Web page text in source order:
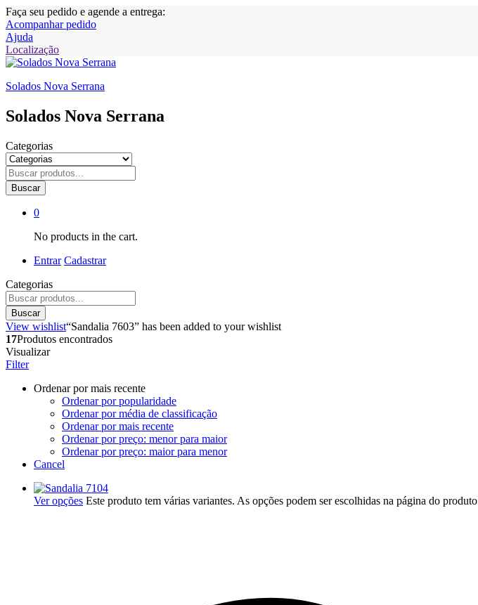
Faça seu pedido e agende a entrega:
Acompanhar pedido
Ajuda
Localização
Solados Nova Serrana
Solados Nova Serrana
Categorias
Buscar
0
No products in the cart.
Entrar Cadastrar
Categorias
Buscar
View wishlist“Sandalia 7603” has been added to your wishlist
17Produtos encontrados
Visualizar
Filter
Ordenar por mais recente
Ordenar por popularidade
Ordenar por média de classificação
Ordenar por mais recente
Ordenar por preço: menor para maior
Ordenar por preço: maior para menor
Cancel
Ver opções Este produto tem várias variantes. As opções podem ser escolhidas na página do produto